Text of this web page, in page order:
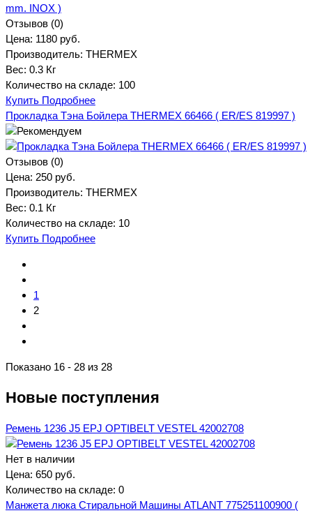
Отзывов (0)
Цена: 1180 руб.
Производитель: THERMEX
Вес: 0.3 Кг
Количество на складе: 100
Купить Подробнее
Прокладка Тэна Бойлера THERMEX 66466 ( ER/ES 819997 )
Отзывов (0)
Цена: 250 руб.
Производитель: THERMEX
Вес: 0.1 Кг
Количество на складе: 10
Купить Подробнее
1
2
Показано 16 - 28 из 28
Новые поступления
Ремень 1236 J5 EPJ OPTIBELT VESTEL 42002708
Нет в наличии
Цена: 650 руб.
Количество на складе: 0
Манжета люка Стиральной Машины ATLANT 775251100900 (